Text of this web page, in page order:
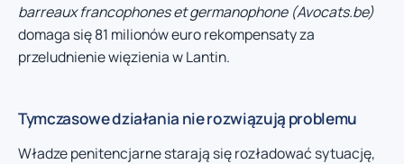
barreaux francophones et germanophone (Avocats.be)
domaga się 81 milionów euro rekompensaty za
przeludnienie więzienia w Lantin.
Tymczasowe działania nie rozwiązują problemu
Władze penitencjarne starają się rozładować sytuację,